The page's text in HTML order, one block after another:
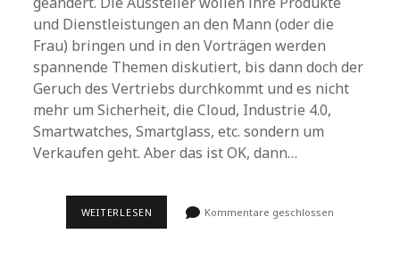
und Dienstleistungen an den Mann (oder die
Frau) bringen und in den Vorträgen werden
spannende Themen diskutiert, bis dann doch der
Geruch des Vertriebs durchkommt und es nicht
mehr um Sicherheit, die Cloud, Industrie 4.0,
Smartwatches, Smartglass, etc. sondern um
Verkaufen geht. Aber das ist OK, dann…
WEITERLESEN Kommentare geschlossen